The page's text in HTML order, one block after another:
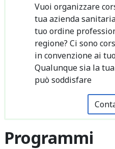
Vuoi organizzare
tua azienda
tuo ordine
regione? Ci sono
in convenzione ai
Qualunque sia la tua
può soddisfare
Programmi